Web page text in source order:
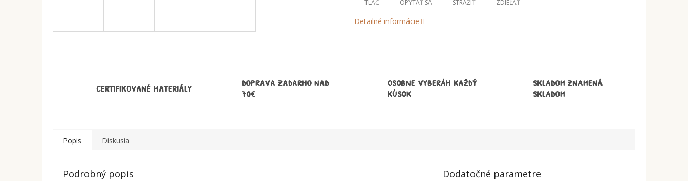
Detailné informácie
TLAČ OPÝTAŤ SA STRÁŽIŤ ZDIEĽAŤ
CERTIFIKOVANÉ MATERIÁLY
DOPRAVA ZADARMO NAD
70€
OSOBNE VYBERÁM KAŽDÝ
KÚSOK
SKLADOM ZNAMENÁ
SKLADOM
Popis Diskusia
Podrobný popis Dodatočné parametre